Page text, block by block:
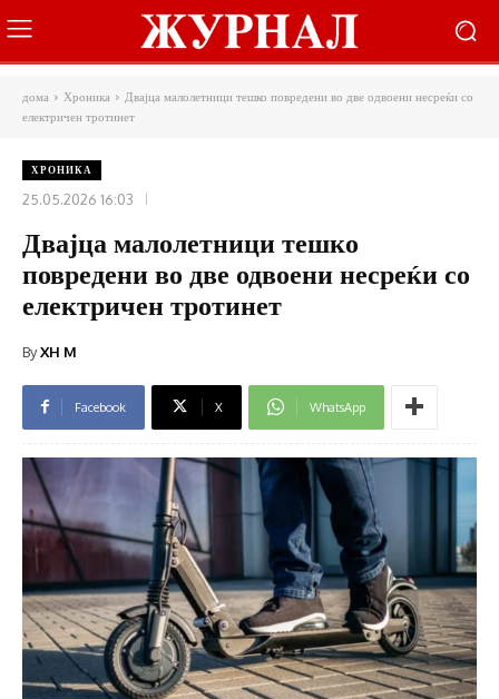
дома Хроника
Двајца малолетници тешко повредени во две одвоени несреќи со
електричен тротинет
ХРОНИКА
25.05.2026 16:03
Двајца малолетници тешко
повредени во две одвоени несреќи со
електричен тротинет
ByXH M
Facebook X WhatsApp